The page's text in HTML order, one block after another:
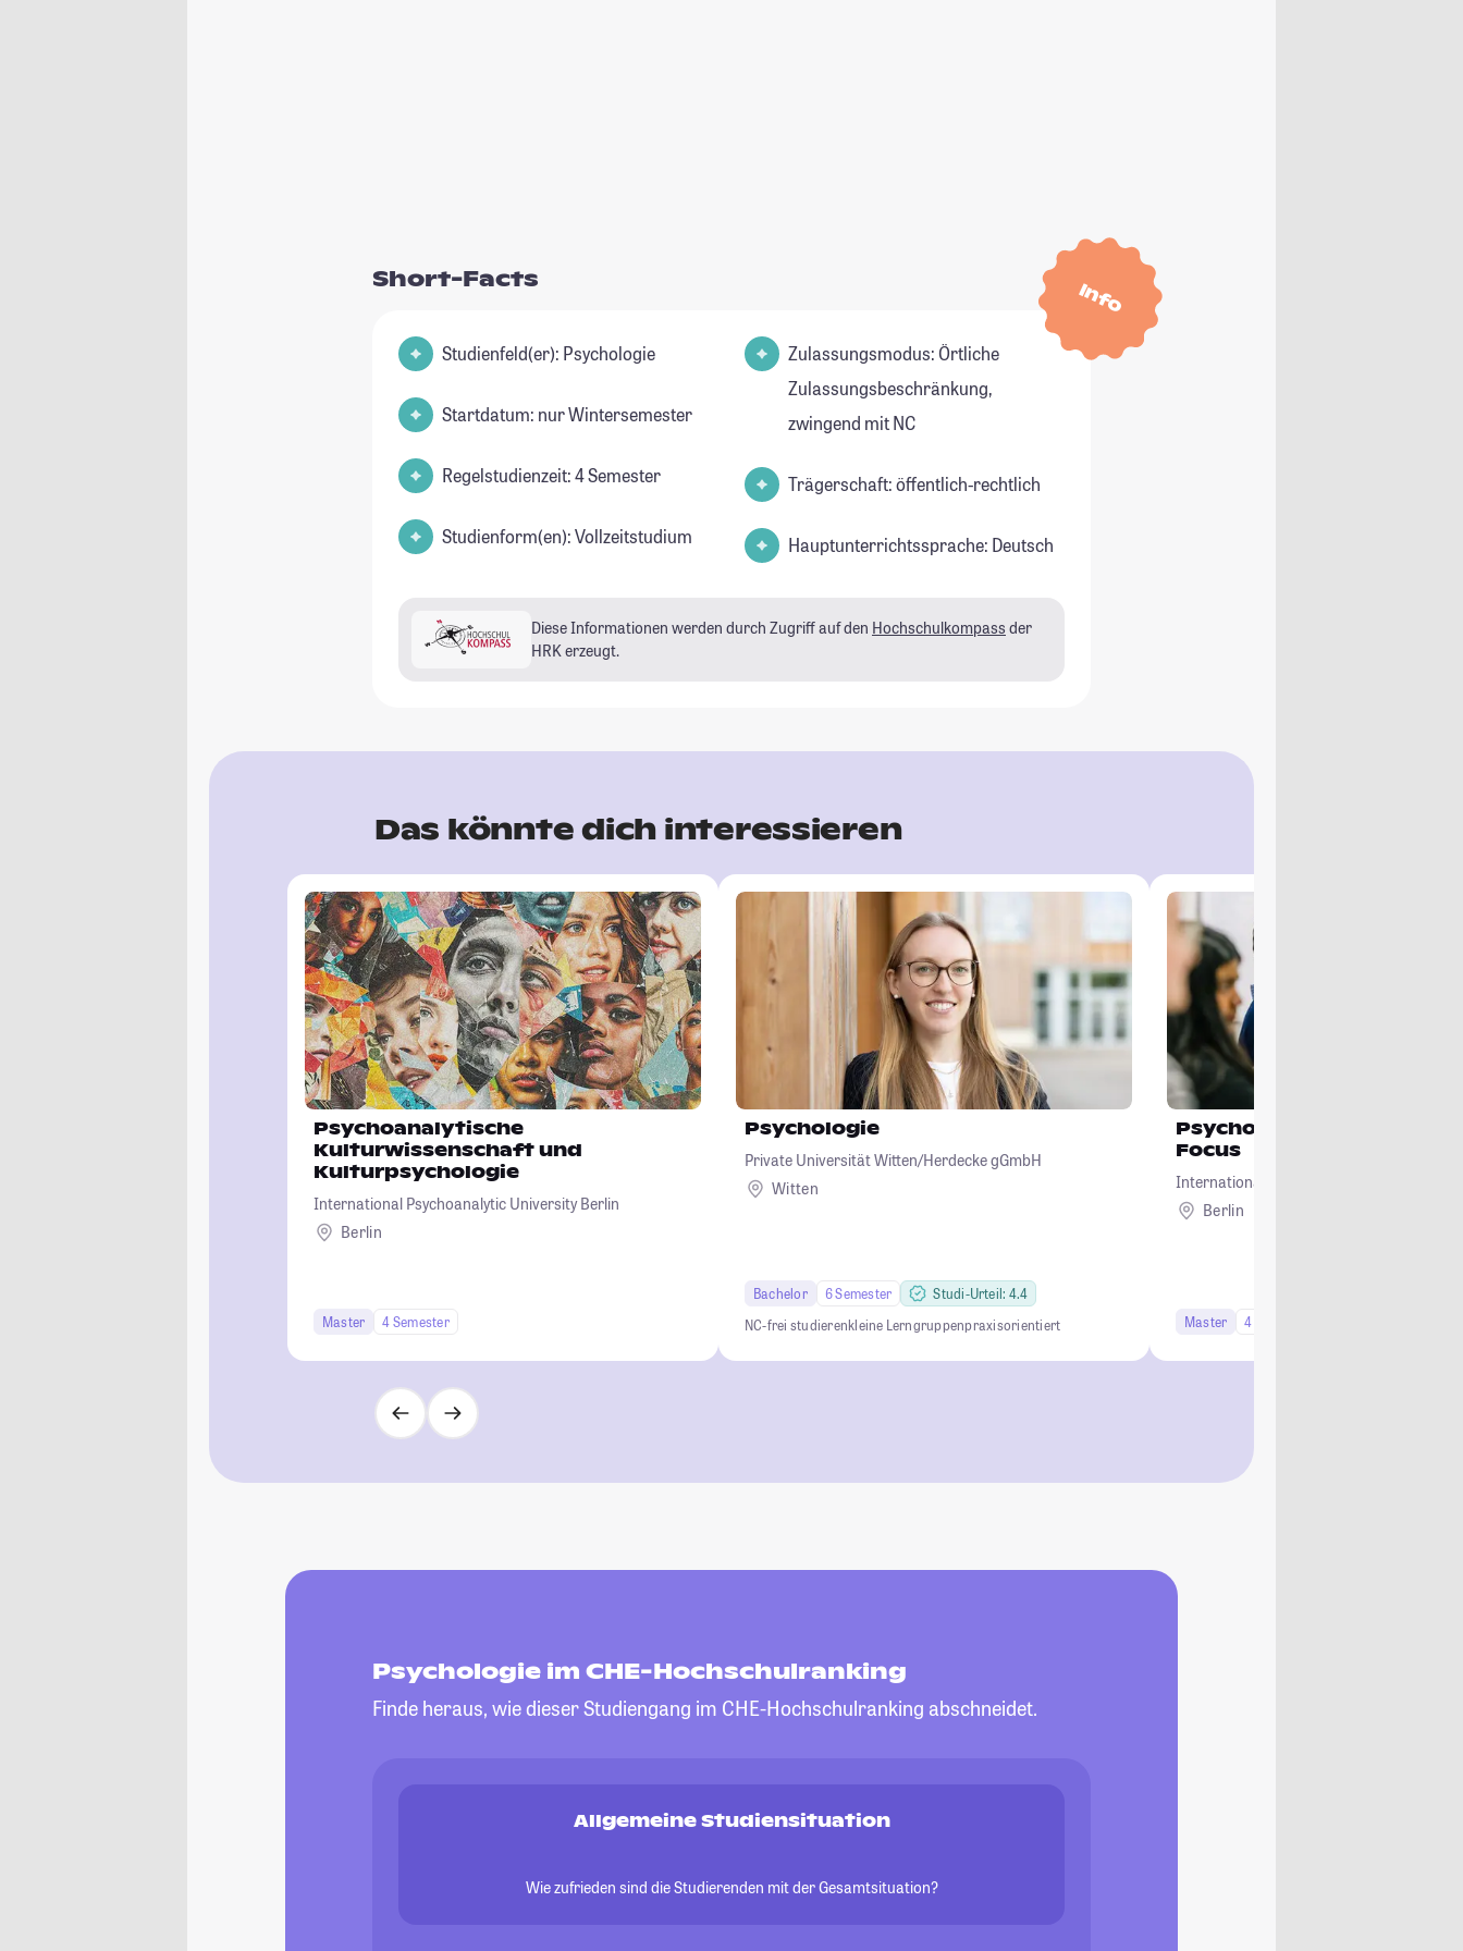
Info
Short-Facts
Studienfeld(er): Psychologie
Startdatum: nur Wintersemester
Regelstudienzeit: 4 Semester
Studienform(en): Vollzeitstudium
Zulassungsmodus: Örtliche
Zulassungsbeschränkung,
zwingend mit NC
Trägerschaft: öffentlich-rechtlich
Hauptunterrichtssprache: Deutsch
Diese Informationen werden durch Zugriff auf den Hochschulkompass der
HRK erzeugt.
Das könnte dich interessieren
Psychoanalytische
Kulturwissenschaft und
Kulturpsychologie
International Psychoanalytic University Berlin
Berlin
Master 4 Semester
Psychologie
Private Universität Witten/Herdecke gGmbH
Witten
Bachelor 6 Semester
Studi-Urteil: 4.4
NC-frei studierenkleine Lerngruppenpraxisorientiert
Psychology – Clinical
Focus
International Psychoanalytic University
Berlin
Master 4 Semester
Psychologie im CHE-Hochschulranking
Finde heraus, wie dieser Studiengang im CHE-Hochschulranking abschneidet.
Allgemeine Studiensituation
Wie zufrieden sind die Studierenden mit der Gesamtsituation?